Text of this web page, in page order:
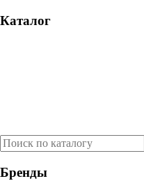
Каталог
Бренды